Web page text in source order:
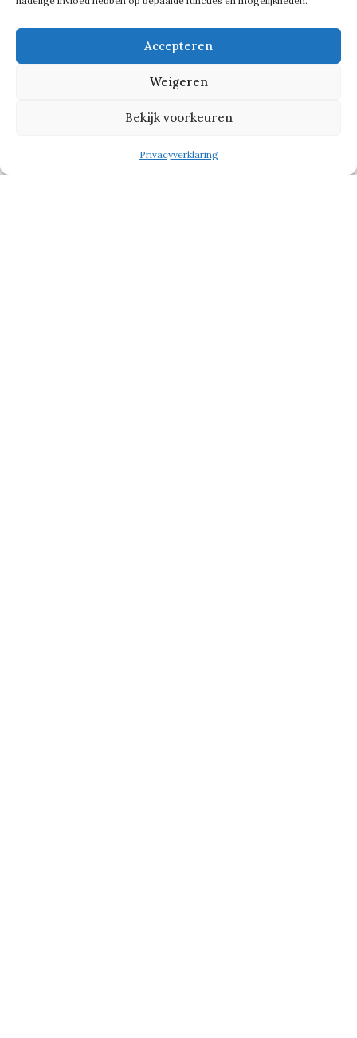
Accepteren
Weigeren
Bekijk voorkeuren
Privacyverklaring
etappe van Rotterdam naar Den Haag
en duurt nog tot zondag 18 augustus.
De beslissing valt over een week op de
etappe in de gele trui. Zij won de